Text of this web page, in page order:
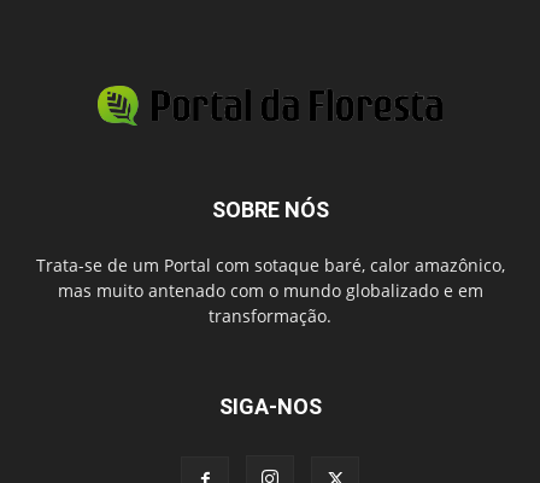
SOBRE NÓS
Trata-se de um Portal com sotaque baré, calor amazônico,
mas muito antenado com o mundo globalizado e em
transformação.
SIGA-NOS